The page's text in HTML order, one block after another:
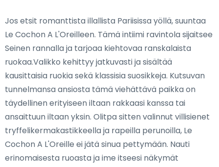
Jos etsit romanttista illallista Pariisissa yöllä, suuntaa
Le Cochon A L'Oreilleen. Tämä intiimi ravintola sijaitsee
Seinen rannalla ja tarjoaa kiehtovaa ranskalaista
ruokaa.Valikko kehittyy jatkuvasti ja sisältää
kausittaisia ruokia sekä klassisia suosikkeja. Kutsuvan
tunnelmansa ansiosta tämä viehättävä paikka on
täydellinen erityiseen iltaan rakkaasi kanssa tai
ansaittuun iltaan yksin. Olitpa sitten valinnut villisienet
tryffelikermakastikkeella ja rapeilla perunoilla, Le
Cochon A L'Oreille ei jätä sinua pettymään. Nauti
erinomaisesta ruoasta ja ime itseesi näkymät